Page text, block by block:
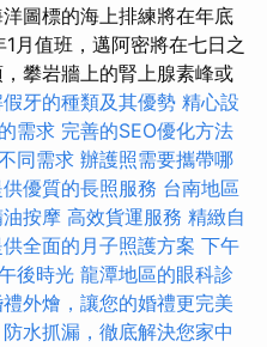
圖標的海上排練將在年底
月值班，邁阿密將在七日之
攀岩牆上的腎上腺素峰或
假牙的種類及其優勢 精心設
需求 完善的SEO優化方法
同需求 辦護照需要攜帶哪
優質的長照服務 台南地區
按摩 高效貨運服務 精緻自
全面的月子照護方案 下午
後時光 龍潭地區的眼科診
禮外燴，讓您的婚禮更完美
防水抓漏，徹底解決您家中